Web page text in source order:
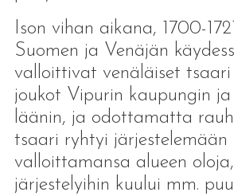
Ison vihan aikana, 1700-
Suomen ja Venäjän
valloittivat venäläiset tsaari
joukot Vipurin kaupungin
läänin, ja odottamatta
tsaari ryhtyi järjestelemään
valloittamansa alueen
järjestelyihin kuului mm.